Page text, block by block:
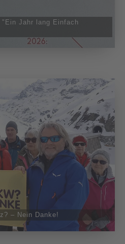
"Ein Jahr lang Einfach
– Nein Danke!